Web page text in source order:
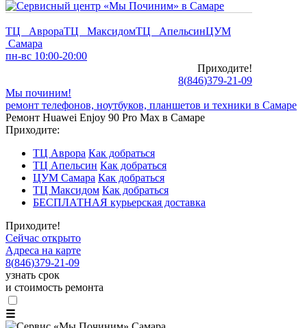
ТЦ АврораТЦ МаксидомТЦ АпельсинЦУМ
Самара
пн-вс 10:00-20:00
Приходите!
8(846)379-21-09
Мы починим!
ремонт телефонов, ноутбуков, планшетов и техники в Самаре
Ремонт Huawei Enjoy 90 Pro Max в Самаре
Приходите:
ТЦ Аврора Как добраться
ТЦ Апельсин Как добраться
ЦУМ Самара Как добраться
ТЦ Максидом Как добраться
БЕСПЛАТНАЯ курьерская доставка
Приходите!
Сейчас открыто
Адреса на карте
8(846)379-21-09
узнать срок
и стоимость ремонта
☰